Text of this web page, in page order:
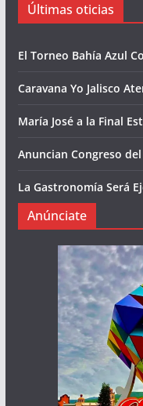
Últimas oticias
El Torneo Bahía Azul
Caravana Yo Jalisco
María José a la Final
Anuncian Congreso
La Gastronomía Será
Anúnciate